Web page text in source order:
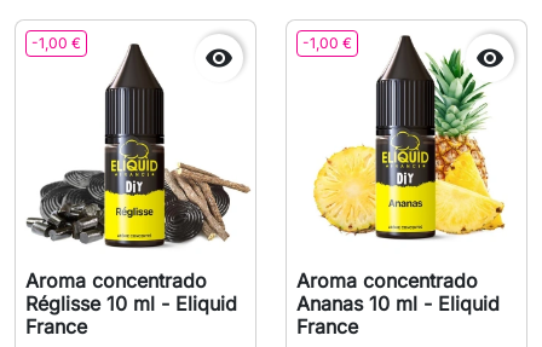
-1,00 € 
Aroma concentrado
Réglisse 10 ml - Eliquid
France
-1,00 € 
Aroma concentrado
Ananas 10 ml - Eliquid
France